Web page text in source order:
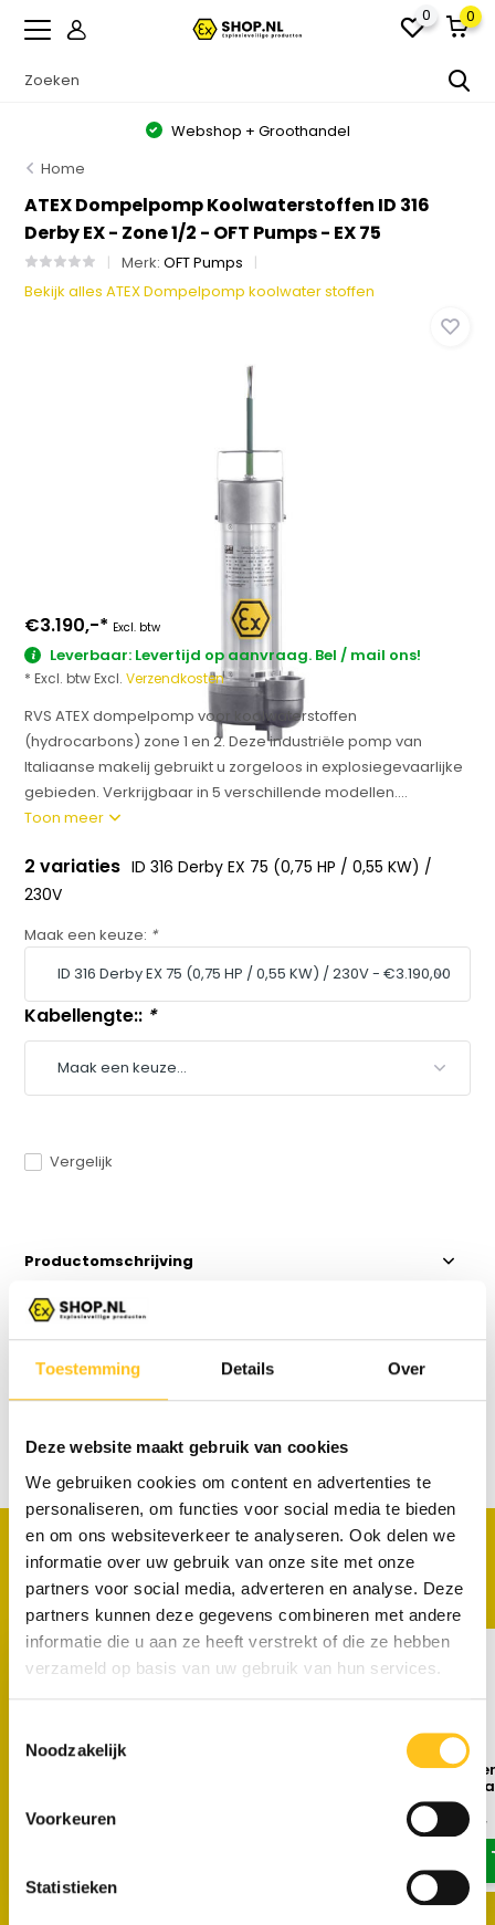
Toestemming Details Over
Deze website maakt gebruik van cookies
We gebruiken cookies om content en advertenties te
personaliseren, om functies voor social media te bieden
en om ons websiteverkeer te analyseren. Ook delen we
informatie over uw gebruik van onze site met onze
partners voor social media, adverteren en analyse. Deze
partners kunnen deze gegevens combineren met andere
informatie die u aan ze heeft verstrekt of die ze hebben
verzameld op basis van uw gebruik van hun services.
Noodzakelijk
Voorkeuren
Statistieken
0 0
Webshop + Groothandel
Home
ATEX Dompelpomp Koolwaterstoffen ID 316
Derby EX - Zone 1/2 - OFT Pumps - EX 75
Merk:OFT Pumps
Bekijk alles ATEX Dompelpomp koolwater stoffen
€3.190,-* Excl. btw
Leverbaar: Levertijd op aanvraag. Bel / mail ons!
* Excl. btw Excl.Verzendkosten
RVS ATEX dompelpomp voor koolwaterstoffen
(hydrocarbons) zone 1 en 2. Deze industriële pomp van
Italiaanse makelij gebruikt u zorgeloos in explosiegevaarlijke
gebieden. Verkrijgbaar in 5 verschillende modellen....
Toon meer
2 variaties ID 316 Derby EX 75 (0,75 HP / 0,55 KW) /
230V
Maak een keuze: *
Kabellengte:: *
Vergelijk
Productomschrijving
Specificaties
Reviews
Maak je aankoop compleet
€ 284,-
ATEX Vlotter voor
dompelpomp | 5m
€ 143,- Excl. btw